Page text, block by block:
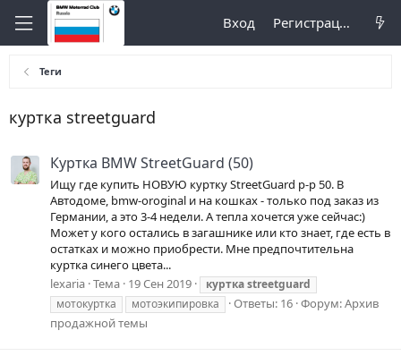
Вход Регистрация
Теги
куртка streetguard
Куртка BMW StreetGuard (50)
Ищу где купить НОВУЮ куртку StreetGuard р-р 50. В
Автодоме, bmw-oroginal и на кошках - только под заказ из
Германии, а это 3-4 недели. А тепла хочется уже сейчас:)
Может у кого остались в загашнике или кто знает, где есть в
остатках и можно приобрести. Мне предпочтительна
куртка синего цвета...
lexaria Тема 19 Сен 2019 курткаstreetguard
мотокуртка
мотоэкипировка Ответы: 16 Форум:Архив
продажной темы